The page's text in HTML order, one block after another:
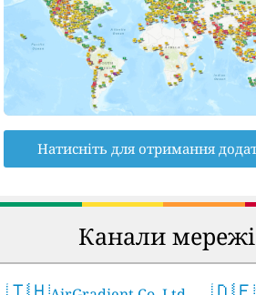
Натисніть для отримання
Канали